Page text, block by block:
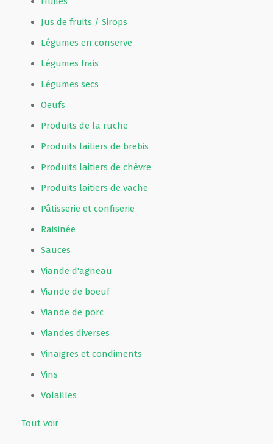
Jus de fruits / Sirops
Légumes en conserve
Légumes frais
Légumes secs
Oeufs
Produits de la ruche
Produits laitiers de brebis
Produits laitiers de chèvre
Produits laitiers de vache
Pâtisserie et confiserie
Raisinée
Sauces
Viande d'agneau
Viande de boeuf
Viande de porc
Viandes diverses
Vinaigres et condiments
Vins
Volailles
Tout voir